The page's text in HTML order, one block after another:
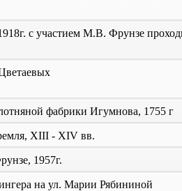
с участием М.В. Фрунзе
фабрики Игумнова, 1755 г
XIII - XIV вв.
1957г.
на ул. Марии Рябининой